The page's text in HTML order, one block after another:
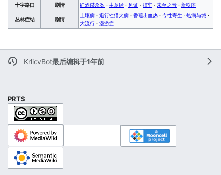
十字路口
剧情 红酒谋杀案 · 生意经 · 见证 · 撞车 · 未至之音 · 新秩序
丛林症结 剧情
土壤病 · 退行性猎犬病 · 香蕉出血热 · 专性寄生 · 热病与城 ·
大流行 · 漫游症
KrliovBot最后编辑于1年前
PRTS